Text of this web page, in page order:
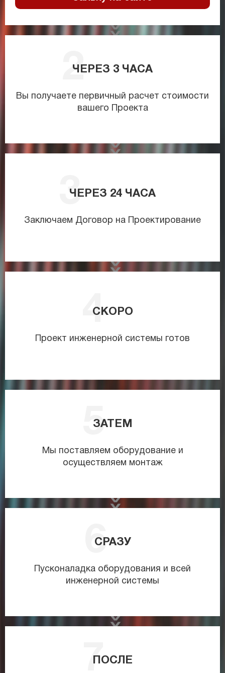
ЧЕРЕЗ 3 ЧАСА
Вы получаете первичный расчет стоимости
вашего Проекта
ЧЕРЕЗ 24 ЧАСА
Заключаем Договор на Проектирование
СКОРО
Проект инженерной системы готов
ЗАТЕМ
Мы поставляем оборудование и
осуществляем монтаж
СРАЗУ
Пусконаладка оборудования и всей
инженерной системы
ПОСЛЕ